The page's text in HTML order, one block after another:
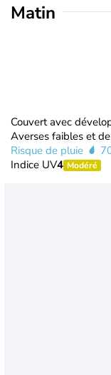
Matin
Couvert avec
Averses faibles et
Risque de pluie
Indice UV4 Modéré